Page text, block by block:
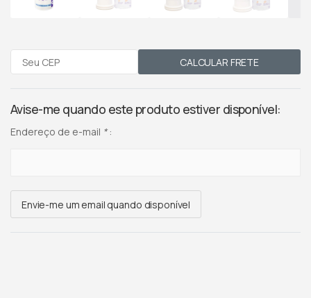
CALCULAR FRETE
Avise-me quando este produto estiver disponível:
Endereço de e-mail *:
Envie-me um email quando disponível